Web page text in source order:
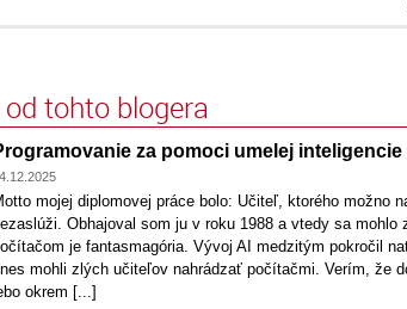
tohto blogera
za pomoci umelej inteligencie
mojej diplomovej práce bolo: Učiteľ, ktorého možno
Obhajoval som ju v roku 1988 a vtedy sa mohlo
je fantasmagória. Vývoj AI medzitým pokročil
mohli zlých učiteľov nahrádzať počítačmi. Verím, že
okrem [...]